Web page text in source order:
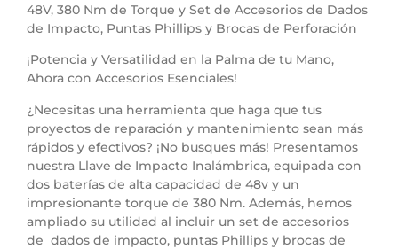
48V, 380 Nm de Torque y Set de Accesorios de Dados
de Impacto, Puntas Phillips y Brocas de Perforación
¡Potencia y Versatilidad en la Palma de tu Mano,
Ahora con Accesorios Esenciales!
¿Necesitas una herramienta que haga que tus
proyectos de reparación y mantenimiento sean más
rápidos y efectivos? ¡No busques más! Presentamos
nuestra Llave de Impacto Inalámbrica, equipada con
dos baterías de alta capacidad de 48v y un
impresionante torque de 380 Nm. Además, hemos
ampliado su utilidad al incluir un set de accesorios
de dados de impacto, puntas Phillips y brocas de